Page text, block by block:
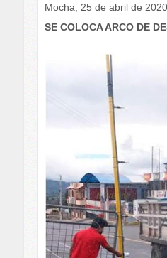
Mocha, 25 de abril de 2020
SE COLOCA ARCO DE